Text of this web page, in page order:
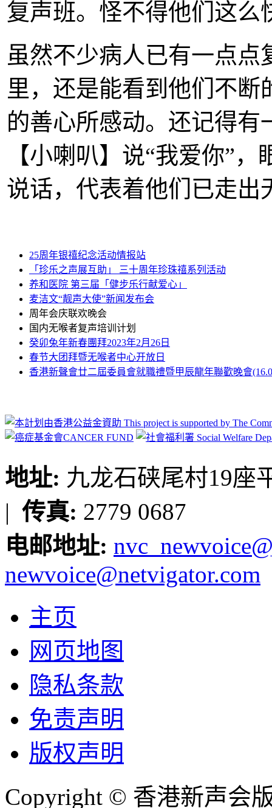
复声班。怪不得他们这么
虽然不少病人已有一点
里，还是能看到他们不
的善心所感动。还记得
【小喇叭】说“我爱你”，
说话，代表着他们已走出
25周年银禧纪念活动情报站
「珍乐之声展互助」 三十周年珍珠禧系列活动
养和医院 第三届「健步乐行献爱心」
麦洁文“靓声大使”新闻发布会
周年会庆联欢晚会
国内无喉者复声培训计划
癸卯兔年新春團拜2023年2月26日
春节大团拜暨无喉者中心开放日
香港新聲會廿二屆委員會就職禮暨甲辰龍年聯歡晚會
地址: 九龙石硖尾村19座
| 传真: 2779 0687
电邮地址:
newvoice@netvigator.com
主页
网页地图
隐私条款
免责声明
版权声明
Copyright © 香港新声会